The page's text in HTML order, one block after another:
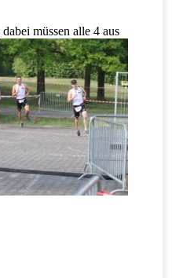
dabei müssen alle 4 aus